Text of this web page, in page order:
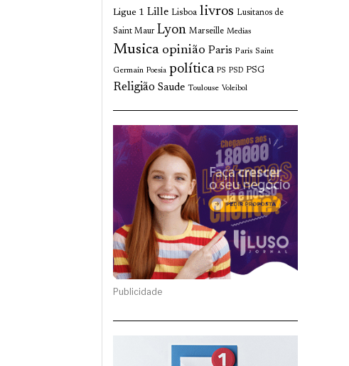
Ligue 1 Lille Lisboa livros Lusitanos de
Saint Maur Lyon Marseille Medias
Musica opinião Paris Paris Saint
Germain Poesia política PS PSD PSG
Religião Saude Toulouse Voleibol
Publicidade